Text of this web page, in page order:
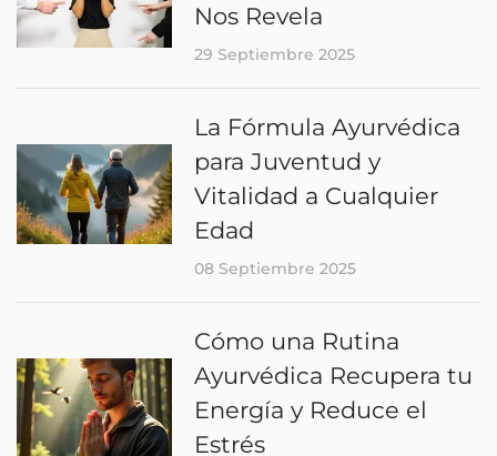
Nos Revela
29 Septiembre 2025
La Fórmula Ayurvédica
para Juventud y
Vitalidad a Cualquier
Edad
08 Septiembre 2025
Cómo una Rutina
Ayurvédica Recupera tu
Energía y Reduce el
Estrés